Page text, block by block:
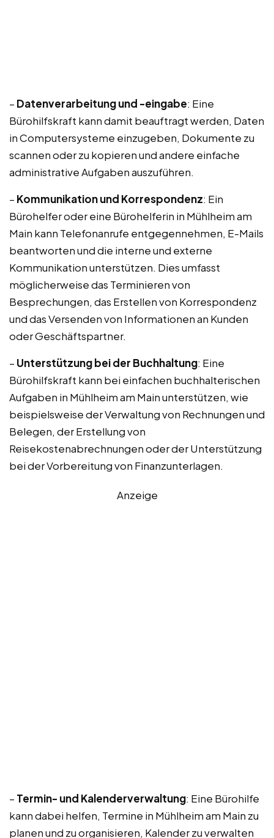
– Datenverarbeitung und -eingabe: Eine
Bürohilfskraft kann damit beauftragt werden, Daten
in Computersysteme einzugeben, Dokumente zu
scannen oder zu kopieren und andere einfache
administrative Aufgaben auszuführen.
– Kommunikation und Korrespondenz: Ein
Bürohelfer oder eine Bürohelferin in Mühlheim am
Main kann Telefonanrufe entgegennehmen, E-Mails
beantworten und die interne und externe
Kommunikation unterstützen. Dies umfasst
möglicherweise das Terminieren von
Besprechungen, das Erstellen von Korrespondenz
und das Versenden von Informationen an Kunden
oder Geschäftspartner.
– Unterstützung bei der Buchhaltung: Eine
Bürohilfskraft kann bei einfachen buchhalterischen
Aufgaben in Mühlheim am Main unterstützen, wie
beispielsweise der Verwaltung von Rechnungen und
Belegen, der Erstellung von
Reisekostenabrechnungen oder der Unterstützung
bei der Vorbereitung von Finanzunterlagen.
Anzeige
– Termin- und Kalenderverwaltung: Eine Bürohilfe
kann dabei helfen, Termine in Mühlheim am Main zu
planen und zu organisieren, Kalender zu verwalten